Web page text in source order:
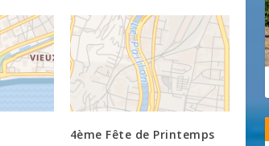
4ème Fête de Printemps